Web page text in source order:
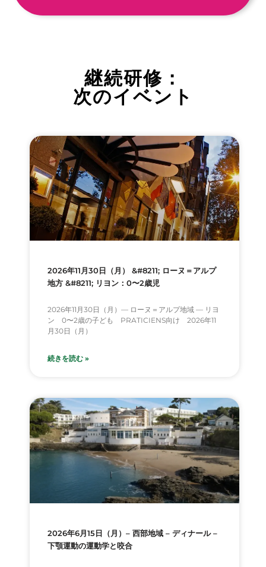
継続研修：
次のイベント
2026年11月30日（月） &#8211; ローヌ＝アルプ
地方 &#8211; リヨン：0〜2歳児
2026年11月30日（月）— ローヌ＝アルプ地域 — リヨ
ン 0〜2歳の子ども PRATICIENS向け 2026年11
月30日（月）
続きを読む »
2026年6月15日（月）– 西部地域 – ディナール –
下顎運動の運動学と咬合